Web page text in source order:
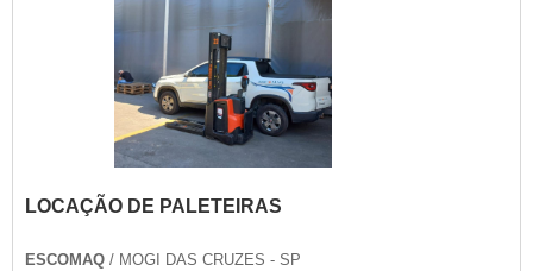
modelos atualizados, ideais para operações
temporárias ou variadas. A Alphaquip disponibiliza
diferentes medidas, equipamentos revisados,
suporte técnico e entrega rápida para garantir
eficiência e segurança nas operações.
LOCAÇÃO DE PALETEIRAS
ESCOMAQ / MOGI DAS CRUZES - SP